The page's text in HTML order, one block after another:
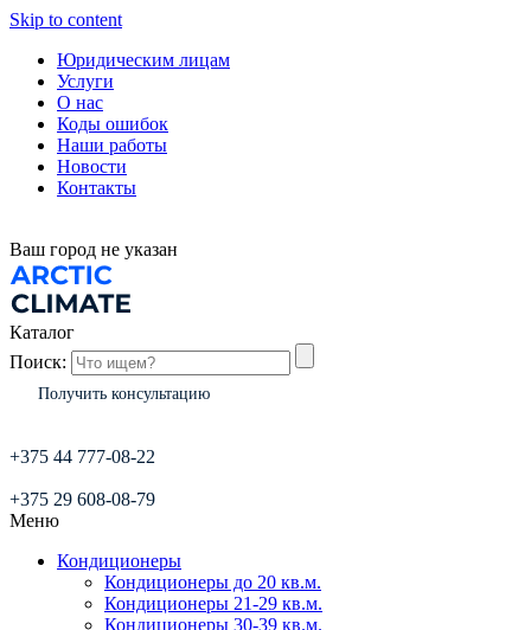
Skip to content
Юридическим лицам
Услуги
О нас
Коды ошибок
Наши работы
Новости
Контакты
Ваш город не указан
Каталог
Поиск:
Получить консультацию
+375 44 777-08-22
+375 29 608-08-79
Меню
Кондиционеры
Кондиционеры до 20 кв.м.
Кондиционеры 21-29 кв.м.
Кондиционеры 30-39 кв.м.